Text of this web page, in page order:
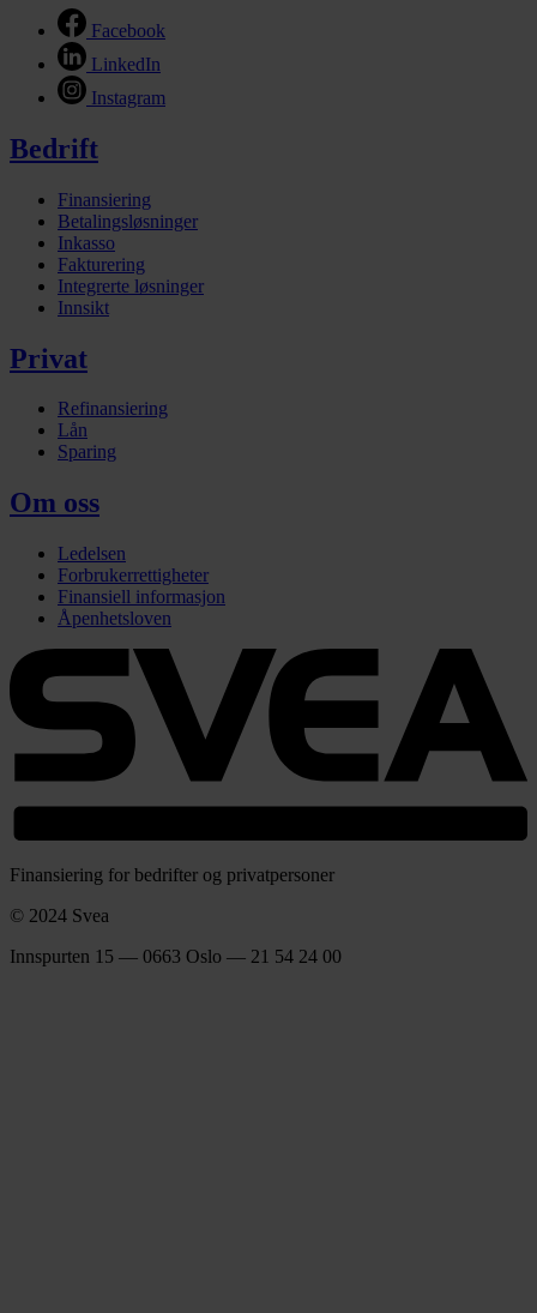
Facebook
LinkedIn
Instagram
Bedrift
Finansiering
Betalingsløsninger
Inkasso
Fakturering
Integrerte løsninger
Innsikt
Privat
Refinansiering
Lån
Sparing
Om oss
Ledelsen
Forbrukerrettigheter
Finansiell informasjon
Åpenhetsloven
Finansiering for bedrifter og privatpersoner
© 2024 Svea
Innspurten 15 — 0663 Oslo — 21 54 24 00